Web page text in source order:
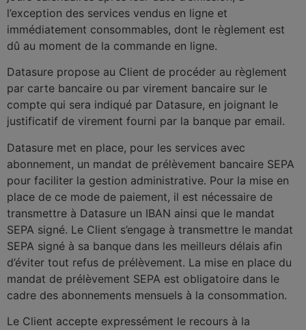
l’exception des services vendus en ligne et
immédiatement consommables, dont le règlement est
dû au moment de la commande en ligne.
Datasure propose au Client de procéder au règlement
par carte bancaire ou par virement bancaire sur le
compte qui sera indiqué par Datasure, en joignant le
justificatif de virement fourni par la banque par email.
Datasure met en place, pour les services avec
abonnement, un mandat de prélèvement bancaire SEPA
pour faciliter la gestion administrative. Pour la mise en
place de ce mode de paiement, il est nécessaire de
transmettre à Datasure un IBAN ainsi que le mandat
SEPA signé. Le Client s’engage à transmettre le mandat
SEPA signé à sa banque dans les meilleurs délais afin
d’éviter tout refus de prélèvement. La mise en place du
mandat de prélèvement SEPA est obligatoire dans le
cadre des abonnements mensuels à la consommation.
Le Client accepte expressément le recours à la